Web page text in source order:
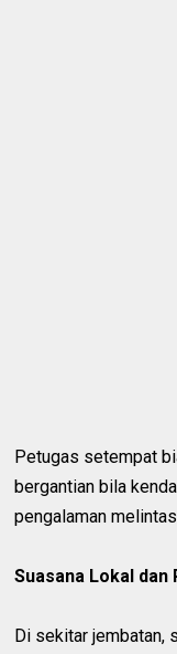
Petugas setempat
bergantian bila
pengalaman
Suasana Lokal
Di sekitar jembatan,